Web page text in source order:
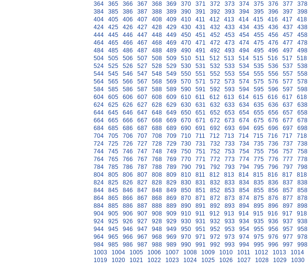
364
365 366 367 368 369 370 371 372 373 374 375 376 377 378
384
385 386 387 388 389 390 391 392 393 394 395 396 397 398
404
405 406 407 408 409 410 411 412 413 414 415 416 417 418
424
425 426 427 428 429 430 431 432 433 434 435 436 437 438
444
445 446 447 448 449 450 451 452 453 454 455 456 457 458
464
465 466 467 468 469 470 471 472 473 474 475 476 477 478
484
485 486 487 488 489 490 491 492 493 494 495 496 497 498
504
505 506 507 508 509 510 511 512 513 514 515 516 517 518
524
525 526 527 528 529 530 531 532 533 534 535 536 537 538
544
545 546 547 548 549 550 551 552 553 554 555 556 557 558
564
565 566 567 568 569 570 571 572 573 574 575 576 577 578
584
585 586 587 588 589 590 591 592 593 594 595 596 597 598
604
605 606 607 608 609 610 611 612 613 614 615 616 617 618
624
625 626 627 628 629 630 631 632 633 634 635 636 637 638
644
645 646 647 648 649 650 651 652 653 654 655 656 657 658
664
665 666 667 668 669 670 671 672 673 674 675 676 677 678
684
685 686 687 688 689 690 691 692 693 694 695 696 697 698
704
705 706 707 708 709 710 711 712 713 714 715 716 717 718
724
725 726 727 728 729 730 731 732 733 734 735 736 737 738
744
745 746 747 748 749 750 751 752 753 754 755 756 757 758
764
765 766 767 768 769 770 771 772 773 774 775 776 777 778
784
785 786 787 788 789 790 791 792 793 794 795 796 797 798
804
805 806 807 808 809 810 811 812 813 814 815 816 817 818
824
825 826 827 828 829 830 831 832 833 834 835 836 837 838
844
845 846 847 848 849 850 851 852 853 854 855 856 857 858
864
865 866 867 868 869 870 871 872 873 874 875 876 877 878
884
885 886 887 888 889 890 891 892 893 894 895 896 897 898
904
905 906 907 908 909 910 911 912 913 914 915 916 917 918
924
925 926 927 928 929 930 931 932 933 934 935 936 937 938
944
945 946 947 948 949 950 951 952 953 954 955 956 957 958
964
965 966 967 968 969 970 971 972 973 974 975 976 977 978
984
985 986 987 988 989 990 991 992 993 994 995 996 997 998
1003
1004 1005 1006 1007 1008 1009 1010 1011 1012 1013 1014
1019
1020 1021 1022 1023 1024 1025 1026 1027 1028 1029 1030